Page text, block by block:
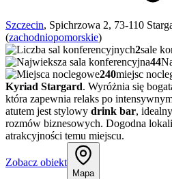
Szczecin, Spichrzowa 2, 73-110
(zachodniopomorskie)
2sale
44
240miejsc
Kyriad Stargard. Wyróżnia się
która zapewnia relaks po
atutem jest stylowy drink bar,
rozmów biznesowych. Dogodna
atrakcyjności temu miejscu.
Zobacz obiekt
Mapa